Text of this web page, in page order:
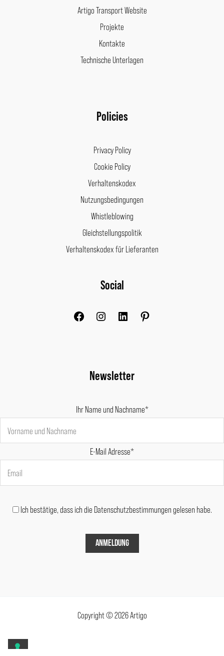
Artigo Transport Website
Projekte
Kontakte
Technische Unterlagen
Policies
Privacy Policy
Cookie Policy
Verhaltenskodex
Nutzungsbedingungen
Whistleblowing
Gleichstellungspolitik
Verhaltenskodex für Lieferanten
Social
Newsletter
Ihr Name und Nachname*
E-Mail Adresse*
Ich bestätige, dass ich die Datenschutzbestimmungen gelesen habe.
Copyright © 2026 Artigo